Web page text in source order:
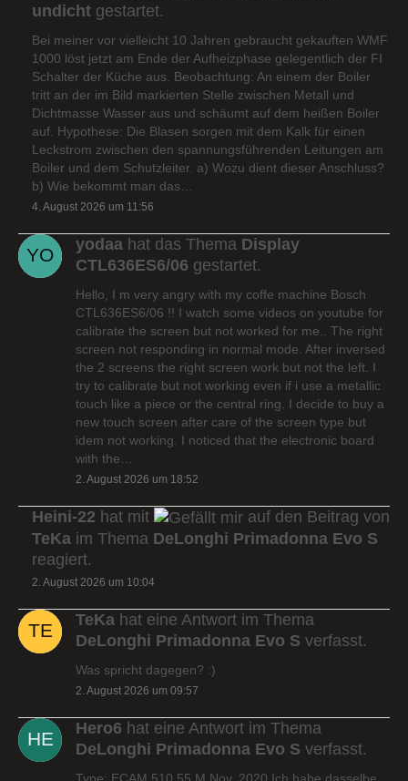
undicht gestartet.
Bei meiner vor vielleicht 10 Jahren gebraucht gekauften WMF
1000 löst jetzt am Ende der Aufheizphase gelegentlich der FI
Schalter der Küche aus. Beobachtung: An einem der Boiler
tritt an der im Bild markierten Stelle zwischen Metall und
Dichtmasse Wasser aus und schäumt auf dem heißen Boiler
auf. Hypothese: Die Blasen sorgen mit dem Kalk für einen
Leckstrom zwischen den spannungsführenden Leitungen am
Boiler und dem Schutzleiter. a) Wozu dient dieser Anschluss?
b) Wie bekommt man das…
4. August 2026 um 11:56
yodaa hat das Thema Display
CTL636ES6/06 gestartet.
Hello, I m very angry with my coffe machine Bosch
CTL636ES6/06 !! I watch some videos on youtube for
calibrate the screen but not worked for me.. The right
screen not responding in normal mode. After inversed
the 2 screens the right screen work but not the left. I
try to calibrate but not working even if i use a metallic
touch like a piece or the central ring. I decide to buy a
new touch screen after care of the screen type but
idem not working. I noticed that the electronic board
with the…
2. August 2026 um 18:52
Heini-22 hat mit
auf den Beitrag von
TeKa im Thema DeLonghi Primadonna Evo S
reagiert.
2. August 2026 um 10:04
TeKa hat eine Antwort im Thema
DeLonghi Primadonna Evo S verfasst.
Was spricht dagegen? :)
2. August 2026 um 09:57
Hero6 hat eine Antwort im Thema
DeLonghi Primadonna Evo S verfasst.
Type: ECAM 510.55.M Nov. 2020 Ich habe dasselbe